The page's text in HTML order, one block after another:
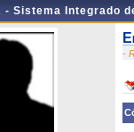
- Sistema Integrado
-